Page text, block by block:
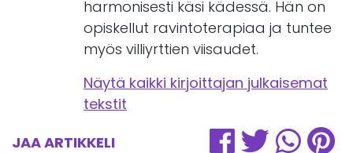
harmonisesti käsi kädessä. Hän on
opiskellut ravintoterapiaa ja tuntee
myös villiyrttien viisaudet.
Näytä kaikki kirjoittajan julkaisemat
tekstit
JAA ARTIKKELI